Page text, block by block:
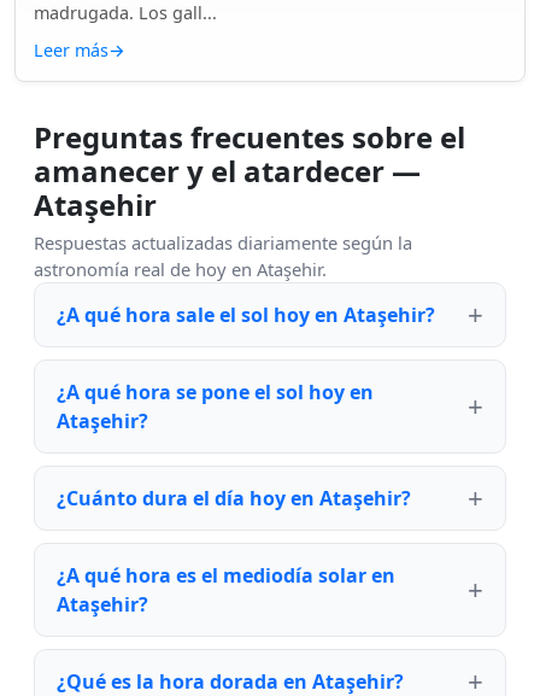
madrugada. Los gall...
Leer más→
Preguntas frecuentes sobre el
amanecer y el atardecer —
Ataşehir
Respuestas actualizadas diariamente según la
astronomía real de hoy en Ataşehir.
¿A qué hora sale el sol hoy en Ataşehir?
¿A qué hora se pone el sol hoy en
Ataşehir?
¿Cuánto dura el día hoy en Ataşehir?
¿A qué hora es el mediodía solar en
Ataşehir?
¿Qué es la hora dorada en Ataşehir?